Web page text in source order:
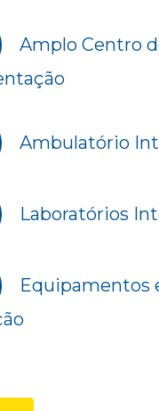
Amplo Centro
Ambulatório
Laboratórios
Equipamentos